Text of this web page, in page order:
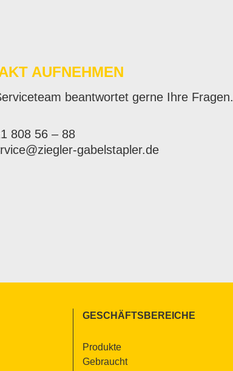
AUF­NEH­MEN
be­ant­wor­tet ger­ne Ihre Fra­gen.
808 56 – 88
​gabelstapler.​de
GE­SCHÄFTS­BE­REI­CHE
Pro­duk­te
Ge­braucht